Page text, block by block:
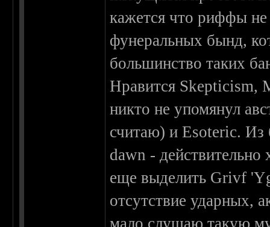
кажется что риффы
фунеральных бынд,
большинство таких
Нравится Skepticism,
никто не упомянул
считаю) и Esoteric.
dawn -
еще выделить Grivf
отсутствие ударных,
мало слушаю такую